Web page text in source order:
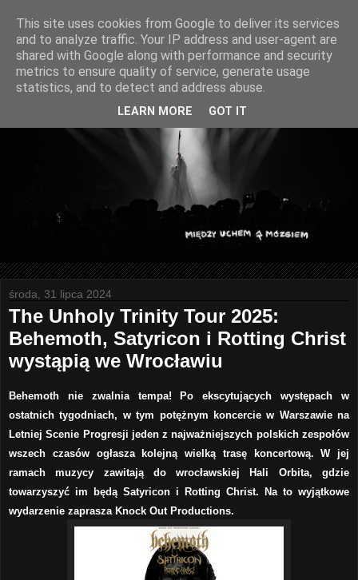
środa, 31 lipca 2024
The Unholy Trinity Tour 2025:
Behemoth, Satyricon i Rotting Christ
wystąpią we Wrocławiu
Behemoth nie zwalnia tempa! Po ekscytujących występach w
ostatnich tygodniach, w tym potężnym koncercie w Warszawie na
Letniej Scenie Progresji jeden z najważniejszych polskich zespołów
wszech czasów ogłasza kolejną wielką trasę koncertową. W jej
ramach muzycy zawitają do wrocławskiej Hali Orbita, gdzie
towarzyszyć im będą Satyricon i Rotting Christ. Na to wyjątkowe
wydarzenie zaprasza Knock Out Productions.
This site uses cookies from Google to deliver its services
and to analyze traffic. Your IP address and user-agent are
shared with Google along with performance and security
metrics to ensure quality of service, generate usage
statistics, and to detect and address abuse.
LEARN MORE GOT IT